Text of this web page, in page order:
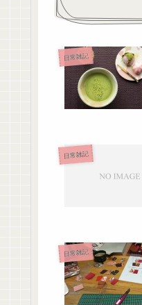
日常雑記
日常雑記
日常雑記